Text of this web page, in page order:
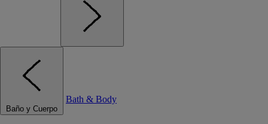
Baño y Cuerpo
Bath & Body